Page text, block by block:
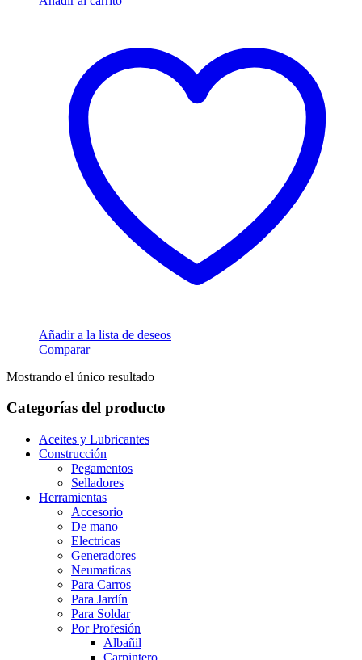
Añadir a la lista de deseos
Comparar
Mostrando el único resultado
Categorías del producto
Aceites y Lubricantes
Construcción
Pegamentos
Selladores
Herramientas
Accesorio
De mano
Electricas
Generadores
Neumaticas
Para Carros
Para Jardín
Para Soldar
Por Profesión
Albañil
Carpintero